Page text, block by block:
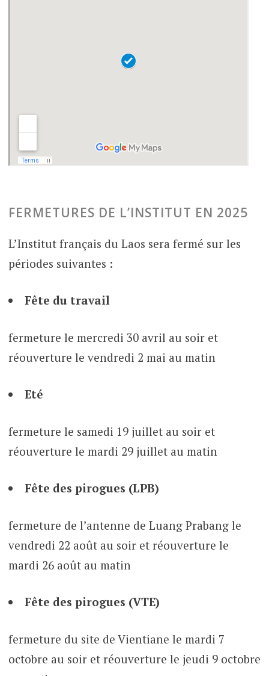
FERMETURES DE L’INSTITUT EN 2025
L’Institut français du Laos sera fermé sur les
périodes suivantes :
Fête du travail
fermeture le mercredi 30 avril au soir et
réouverture le vendredi 2 mai au matin
Eté
fermeture le samedi 19 juillet au soir et
réouverture le mardi 29 juillet au matin
Fête des pirogues (LPB)
fermeture de l’antenne de Luang Prabang le
vendredi 22 août au soir et réouverture le
mardi 26 août au matin
Fête des pirogues (VTE)
fermeture du site de Vientiane le mardi 7
octobre au soir et réouverture le jeudi 9 octobre